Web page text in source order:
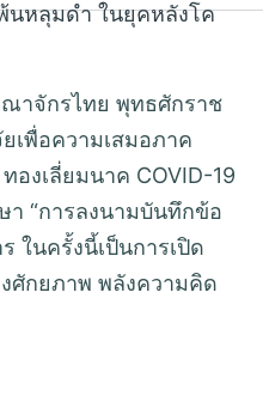
นหลุมดำ ในยุคหลังโค
าจักรไทย พุทธศักราช
เพื่อความเสมอภาค
งเลี่ยมนาค COVID-19
า “การลงนามบันทึกข้อ
ในครั้งนี้เป็นการเปิด
ศักยภาพ พลังความคิด